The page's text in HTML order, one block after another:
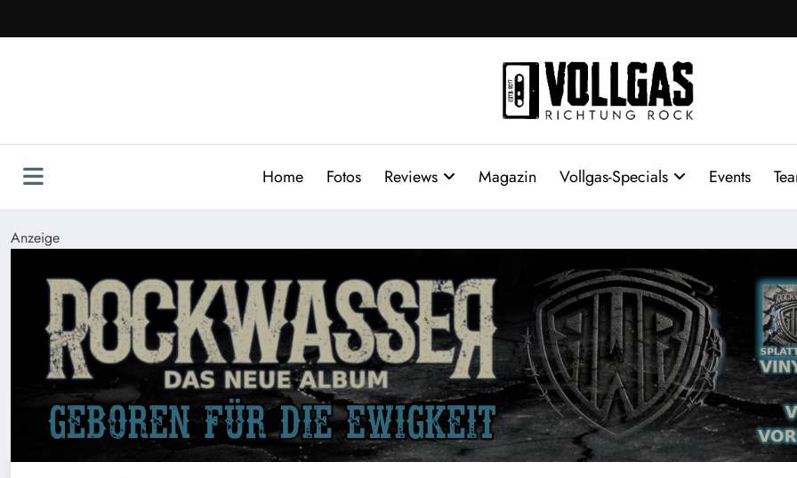
Inhalt
Home Fotos Reviews Magazin Vollgas-Specials Events
Anzeige